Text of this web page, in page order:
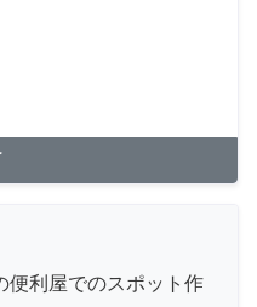
便利屋でのスポット作